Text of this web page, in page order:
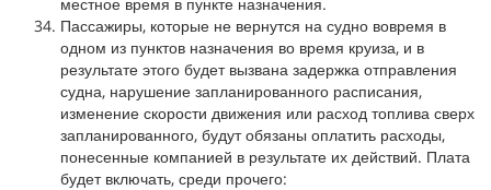
Пассажиры, которые не вернутся на судно вовремя в
одном из пунктов назначения во время круиза, и в
результате этого будет вызвана задержка отправления
судна, нарушение запланированного расписания,
изменение скорости движения или расход топлива сверх
запланированного, будут обязаны оплатить расходы,
понесенные компанией в результате их действий. Плата
будет включать, среди прочего: